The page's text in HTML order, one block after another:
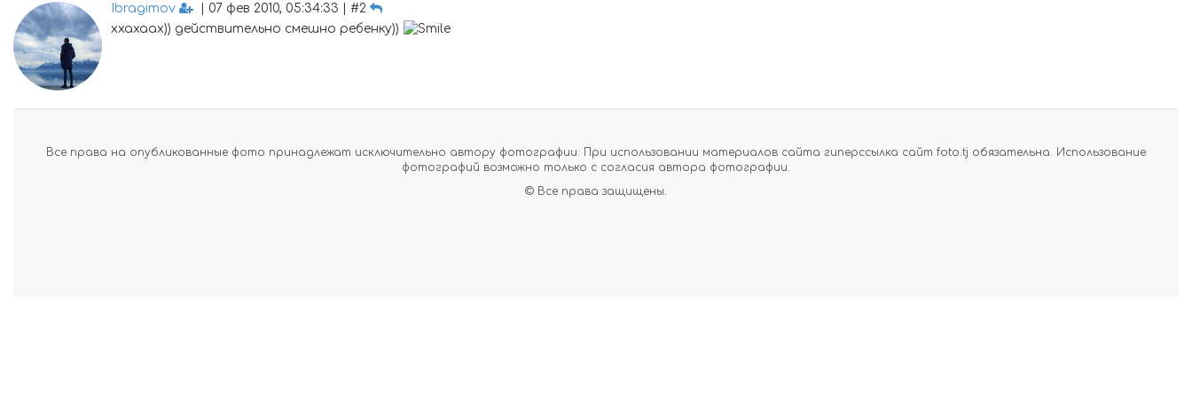
Ibragimov
| 07 фев 2010, 05:34:33 | #2
ххахаах)) действительно смешно ребенку))
Все права на опубликованные фото принадлежат исключительно автору фотографии. При использовании материалов сайта гиперссылка сайт foto.tj обязательна. Использование
фотографий возможно только с согласия автора фотографии.
© Все права защищены.